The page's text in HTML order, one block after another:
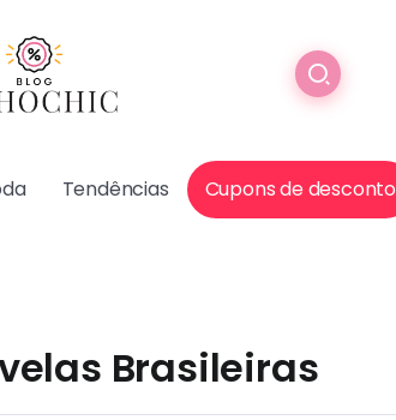
Tendências Cupons de desconto
Brasileiras